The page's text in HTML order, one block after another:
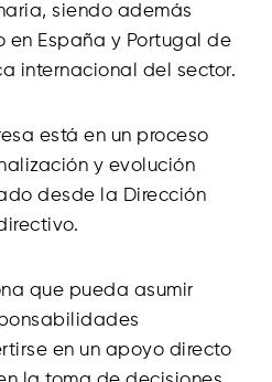
siendo además
en España y Portugal de
internacional del sector.
está en un proceso
y evolución
desde la Dirección
que pueda asumir
en un apoyo directo